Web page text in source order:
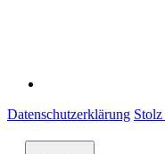
Datenschutzerklärung